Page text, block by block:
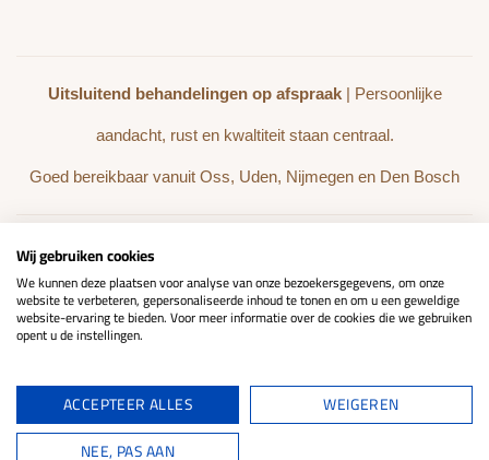
Uitsluitend behandelingen op afspraak| Persoonlijke
aandacht, rust en kwaltiteit staan centraal.
Goed bereikbaar vanuit Oss, Uden, Nijmegen en Den Bosch
BEHANDELINGEN WEBSHOP
REVIEWS
Wij gebruiken cookies
We kunnen deze plaatsen voor analyse van onze bezoekersgegevens, om onze
website te verbeteren, gepersonaliseerde inhoud te tonen en om u een geweldige
website-ervaring te bieden. Voor meer informatie over de cookies die we gebruiken
opent u de instellingen.
ACCEPTEER ALLES
WEIGEREN
NEE, PAS AAN